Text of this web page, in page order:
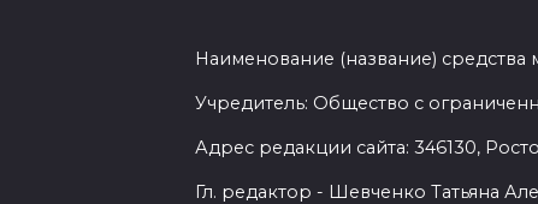
Наименование (название)
Учредитель: Общество с
Адрес редакции сайта: 346130,
Гл. редактор - Шевченко Татьяна